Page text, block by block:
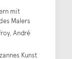
mit
Malers
André
Kunst